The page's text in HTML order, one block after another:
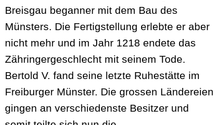
Breisgau beganner mit dem Bau des
Münsters. Die Fertigstellung erlebte er aber
nicht mehr und im Jahr 1218 endete das
Zähringergeschlecht mit seinem Tode.
Bertold V. fand seine letzte Ruhestätte im
Freiburger Münster. Die grossen Ländereien
gingen an verschiedenste Besitzer und